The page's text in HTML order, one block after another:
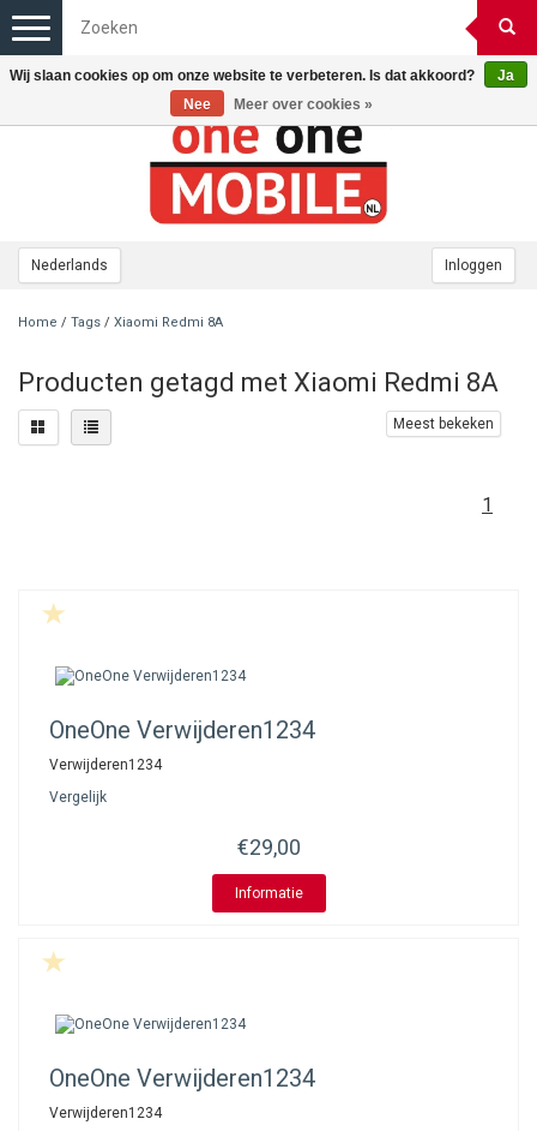
Nederlands Inloggen
Toggle
navigation
Home / Tags / Xiaomi Redmi 8A
Producten getagd met Xiaomi Redmi 8A
Meest bekeken
1
OneOne Verwijderen1234
Verwijderen1234
Vergelijk
€29,00
Informatie
OneOne Verwijderen1234
Verwijderen1234
Wij slaan cookies op om onze website te verbeteren. Is dat akkoord?
Ja
Nee
Meer over cookies »